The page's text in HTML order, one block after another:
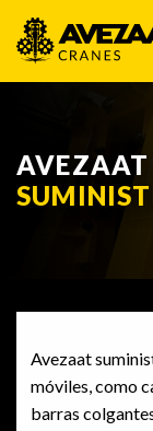
AVEZAAT
Avezaat
móviles, como
barras